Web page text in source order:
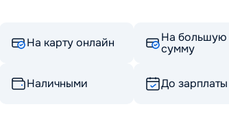
На карту онлайн
На большую
сумму
Наличными До зарплаты